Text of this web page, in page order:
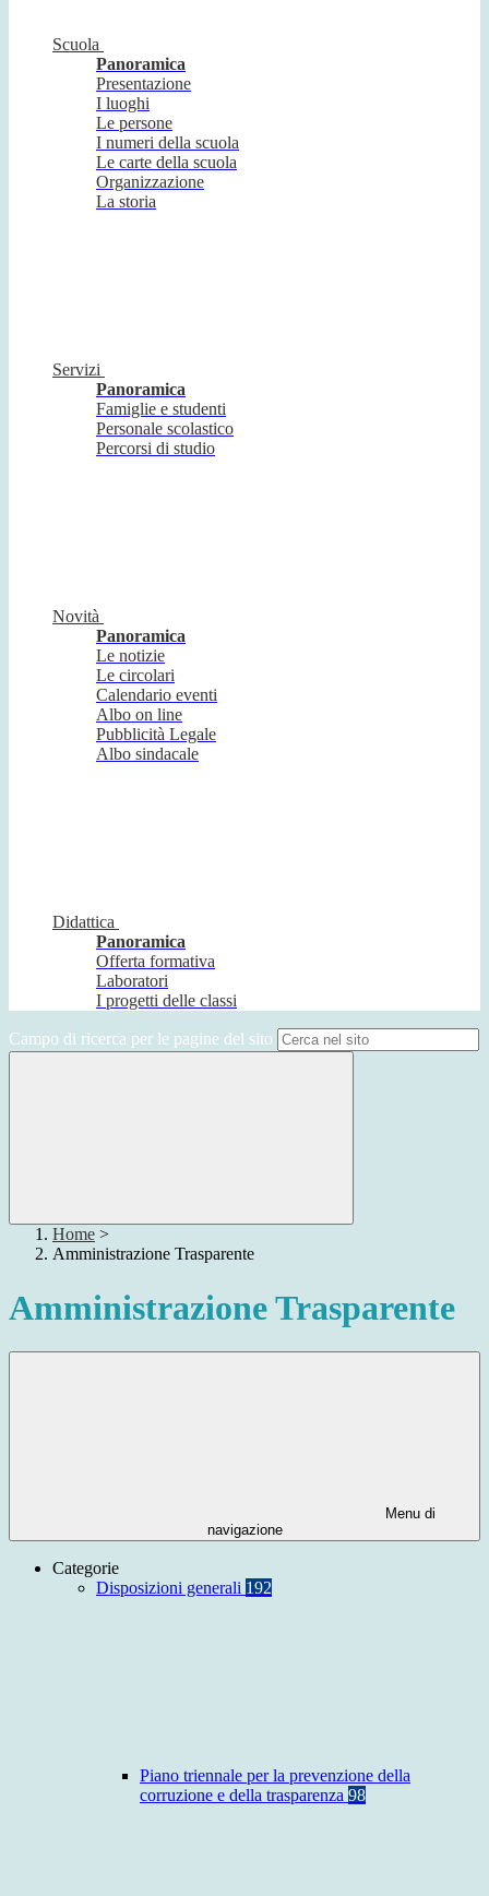
Scuola
Panoramica
Presentazione
I luoghi
Le persone
I numeri della scuola
Le carte della scuola
Organizzazione
La storia
Servizi
Panoramica
Famiglie e studenti
Personale scolastico
Percorsi di studio
Novità
Panoramica
Le notizie
Le circolari
Calendario eventi
Albo on line
Pubblicità Legale
Albo sindacale
Didattica
Panoramica
Offerta formativa
Laboratori
I progetti delle classi
Campo di ricerca per le pagine del sito
Home >
Amministrazione Trasparente
Amministrazione Trasparente
Menu di
navigazione
Categorie
Disposizioni generali 192
Piano triennale per la prevenzione della
corruzione e della trasparenza 98